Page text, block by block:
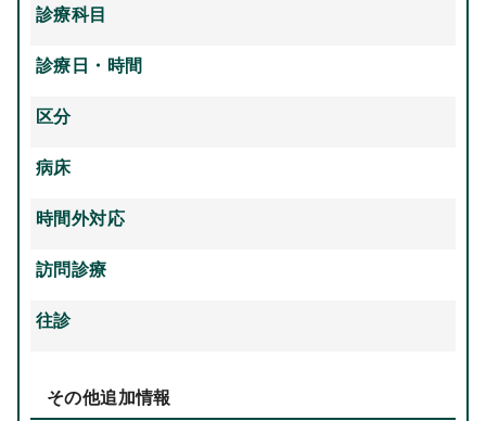
診療科目
診療日・時間
区分
病床
時間外対応
訪問診療
往診
その他追加情報